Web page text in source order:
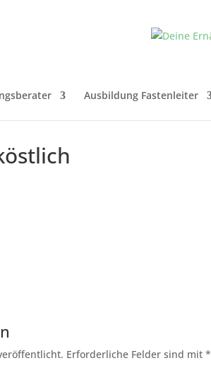
Ausbildung Fastenleiter
Erforderliche Felder sind mit*